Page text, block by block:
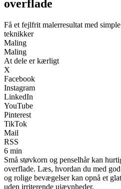
overflade
Få et fejlfrit malerresultat med
teknikker
Maling
Maling
At dele er kærligt
X
Facebook
Instagram
LinkedIn
YouTube
Pinterest
TikTok
Mail
RSS
6 min
Små støvkorn og penselhår kan
overflade. Læs, hvordan du med
og rolige bevægelser kan opnå et
uden irriterende ujævnheder.